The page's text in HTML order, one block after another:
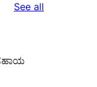
See all